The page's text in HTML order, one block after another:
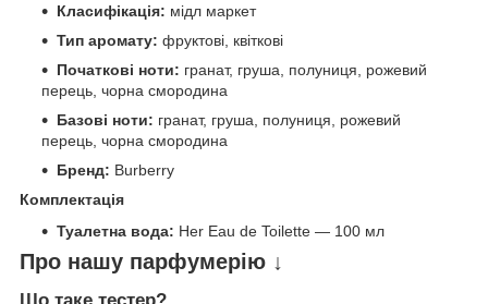
Класифікація: мідл маркет
Тип аромату: фруктові, квіткові
Початкові ноти: гранат, груша, полуниця, рожевий
перець, чорна смородина
Базові ноти: гранат, груша, полуниця, рожевий
перець, чорна смородина
Бренд: Burberry
Комплектація
Туалетна вода: Her Eau de Toilette — 100 мл
Про нашу парфумерію ↓